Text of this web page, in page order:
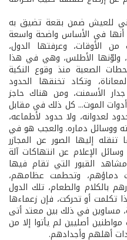
للعيش ضمن بقعة تضيق به
أنها في الأساس واضحة واسعة
الأوقات، وعرفتها الدول،
ولوّنها الأطلس، وهي في هذا
الصعبة منذ وقوع النكبة
وتكاد تخنقها الحدود
الأسمنت، ومن هناك حاجز
الموت... كل ذلك في مقابل
لعدوانه، ولا حدود لأطماعه،
ووسائل دماره. والعجب هو في
إليها الصور عن المجازر
الإعلام عن انتهاكات آلة
القبور التي تقام فيها
دماؤهم، وتحطمت عظامهم،
بالكلام والطعام، تلك الدول
تكلمت أو تحركت، فإن زعماءها
مساوين في ذلك بين معتد أتى
أصليين لم يأتوا إلا من
أهلهم وأجدادهم.